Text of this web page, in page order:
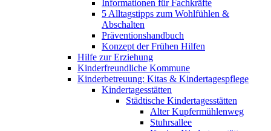
Informationen für Fachkräfte
5 Alltagstipps zum Wohlfühlen &
Abschalten
Präventionshandbuch
Konzept der Frühen Hilfen
Hilfe zur Erziehung
Kinderfreundliche Kommune
Kinderbetreuung: Kitas & Kindertagespflege
Kindertagesstätten
Städtische Kindertagesstätten
Alter Kupfermühlenweg
Stuhrsallee